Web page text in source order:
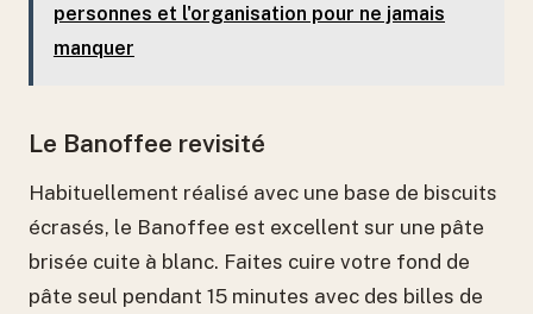
personnes et l'organisation pour ne jamais
manquer
Le Banoffee revisité
Habituellement réalisé avec une base de biscuits
écrasés, le Banoffee est excellent sur une pâte
brisée cuite à blanc. Faites cuire votre fond de
pâte seul pendant 15 minutes avec des billes de